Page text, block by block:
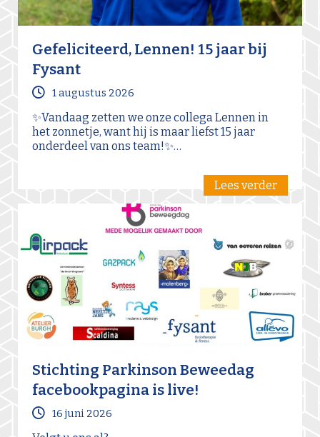
Gefeliciteerd, Lennen! 15 jaar bij
Fysant
1 augustus 2026
✨Vandaag zetten we onze collega Lennen in
het zonnetje, want hij is maar liefst 15 jaar
onderdeel van ons team!✨…
Lees verder
Stichting Parkinson Beweedag
facebookpagina is live!
16 juni 2026